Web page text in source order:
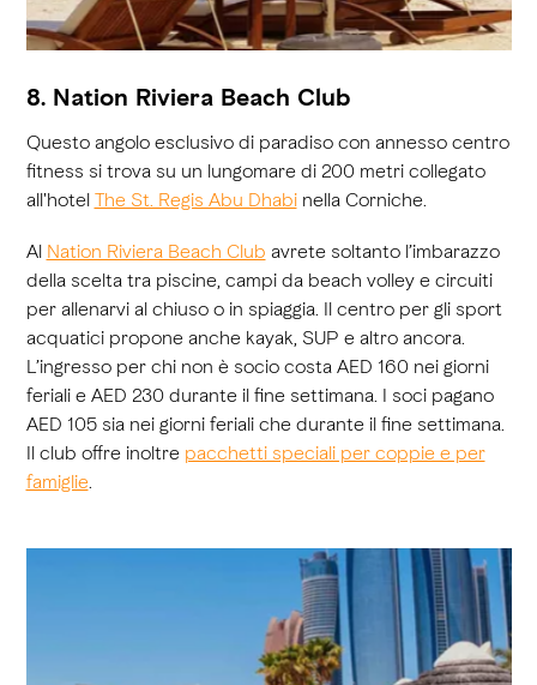
8. Nation Riviera Beach Club
Questo angolo esclusivo di paradiso con annesso centro
fitness si trova su un lungomare di 200 metri collegato
all'hotel The St. Regis Abu Dhabinella Corniche.
Al Nation Riviera Beach Club avrete soltanto l’imbarazzo
della scelta tra piscine, campi da beach volley e circuiti
per allenarvi al chiuso o in spiaggia. Il centro per gli sport
acquatici propone anche kayak, SUP e altro ancora.
L’ingresso per chi non è socio costa AED 160 nei giorni
feriali e AED 230 durante il fine settimana. I soci pagano
AED 105 sia nei giorni feriali che durante il fine settimana.
Il club offre inoltre pacchetti speciali per coppie e per
famiglie.